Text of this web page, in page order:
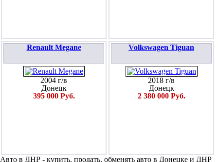
Renault Megane
2004 г/в
Донецк
395 000 Руб.
Volkswagen Tiguan
2018 г/в
Донецк
2 380 000 Руб.
Авто в ДНР - купить, продать, обменять авто в Донецке и ДНР